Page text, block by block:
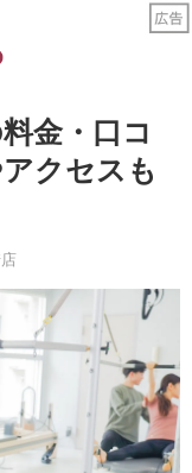
金・口コ
クセスも